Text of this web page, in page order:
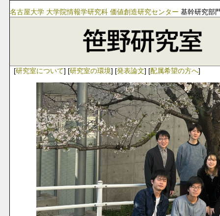
名古屋大学 大学院情報学研究科 価値創造研究センター 基幹研究部
[研究室について] [研究室の環境] [発表論文] [配属希望の方へ]